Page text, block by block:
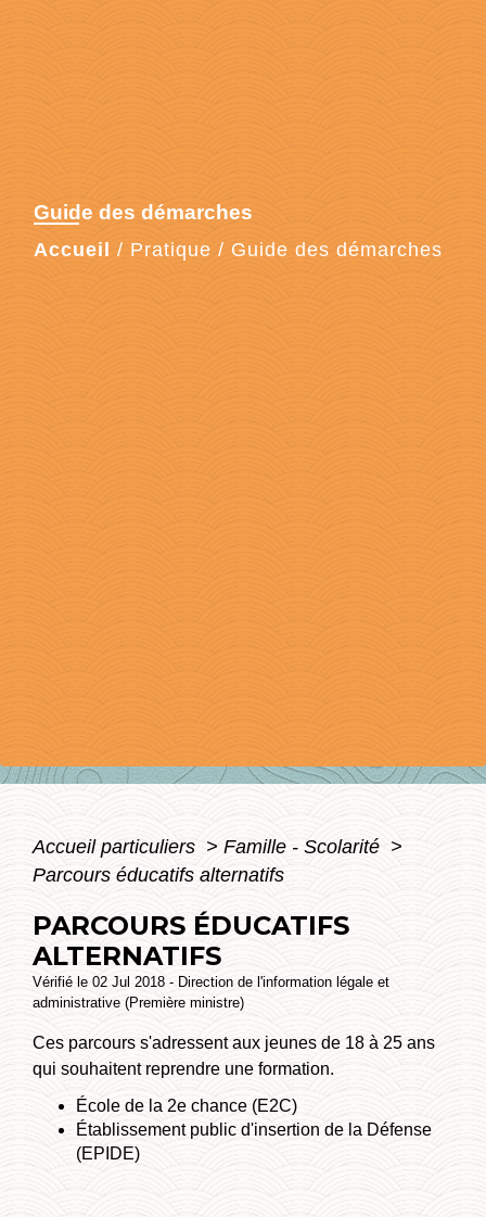
Guide des démarches
Accueil / Pratique / Guide des démarches
Accueil particuliers > Famille - Scolarité >
Parcours éducatifs alternatifs
PARCOURS ÉDUCATIFS
ALTERNATIFS
Vérifié le 02 Jul 2018 - Direction de l'information légale et
administrative (Première ministre)
Ces parcours s'adressent aux jeunes de 18 à 25 ans
qui souhaitent reprendre une formation.
École de la 2e chance (E2C)
Établissement public d'insertion de la Défense
(EPIDE)